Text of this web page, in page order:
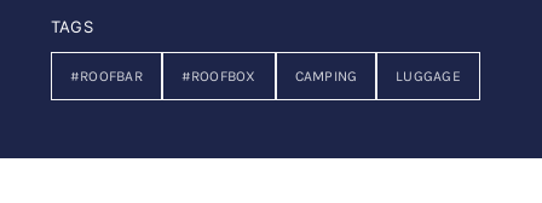
TAGS
#ROOFBAR #ROOFBOX CAMPING LUGGAGE